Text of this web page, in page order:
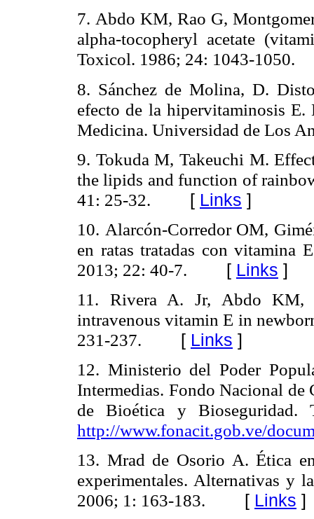
7. Abdo KM, Rao G,
alpha-tocopheryl acetate
Toxicol. 1986; 24: 1043-1050.
8. Sánchez de Molina, D.
efecto de la hipervitaminosis E.
Medicina. Universidad de Los
9. Tokuda M, Takeuchi M.
the lipids and function of
41: 25-32. [ Links ]
10. Alarcón-Corredor OM,
en ratas tratadas con vitamina
2013; 22: 40-7. [ Links ]
11.
Rivera A. Jr, Abdo KM,
intravenous vitamin E in
231-237. [ Links ]
12. Ministerio del Poder
Intermedias. Fondo Nacional
de Bioética y Bioseguridad.
http://www.fonacit.gob.ve/
13. Mrad de Osorio A. Ética
experimentales. Alternativas y
2006; 1: 163-183. [ Links ]